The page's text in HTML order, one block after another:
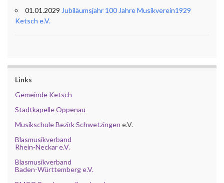
01.01.2029 Jubiläumsjahr 100 Jahre Musikverein1929
Ketsch e.V.
Links
Gemeinde Ketsch
Stadtkapelle Oppenau
Musikschule Bezirk Schwetzingen e.V.
Blasmusikverband
Rhein-Neckar e.V.
Blasmusikverband
Baden-Württemberg e.V.